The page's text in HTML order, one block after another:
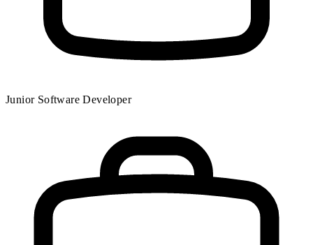
Junior Software Developer